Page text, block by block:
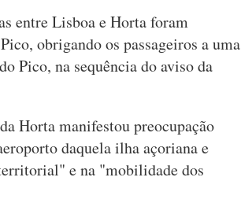
entre Lisboa e Horta foram
obrigando os passageiros a uma
Pico, na sequência do aviso da
Horta manifestou preocupação
daquela ilha açoriana e
e na "mobilidade dos